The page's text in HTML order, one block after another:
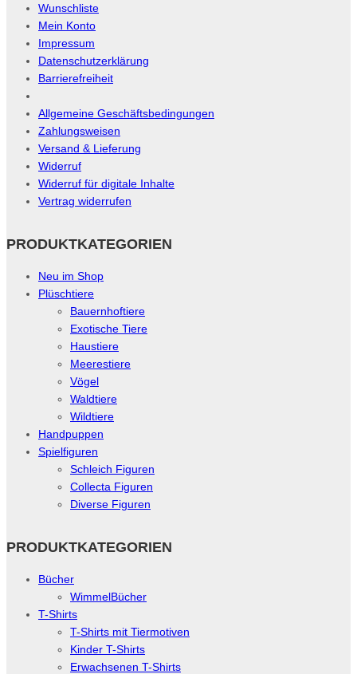
Wunschliste
Mein Konto
Impressum
Datenschutzerklärung
Barrierefreiheit
Allgemeine Geschäftsbedingungen
Zahlungsweisen
Versand & Lieferung
Widerruf
Widerruf für digitale Inhalte
Vertrag widerrufen
PRODUKTKATEGORIEN
Neu im Shop
Plüschtiere
Bauernhoftiere
Exotische Tiere
Haustiere
Meerestiere
Vögel
Waldtiere
Wildtiere
Handpuppen
Spielfiguren
Schleich Figuren
Collecta Figuren
Diverse Figuren
PRODUKTKATEGORIEN
Bücher
WimmelBücher
T-Shirts
T-Shirts mit Tiermotiven
Kinder T-Shirts
Erwachsenen T-Shirts